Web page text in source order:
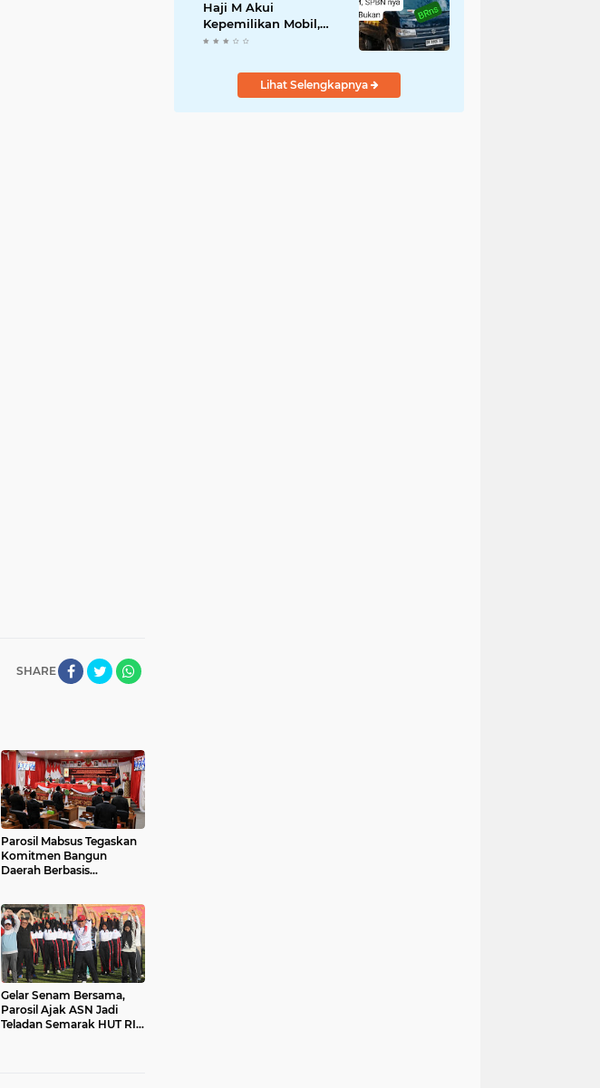
SHARE
Parosil Mabsus Tegaskan
Komitmen Bangun
Daerah Berbasis
Gelar Senam Bersama,
Parosil Ajak ASN Jadi
Teladan Semarak HUT RI
Kekecewaan
Haji M Akui
Kepemilikan Mobil,
Bukan Pemilik SPBN
Lihat Selengkapnya